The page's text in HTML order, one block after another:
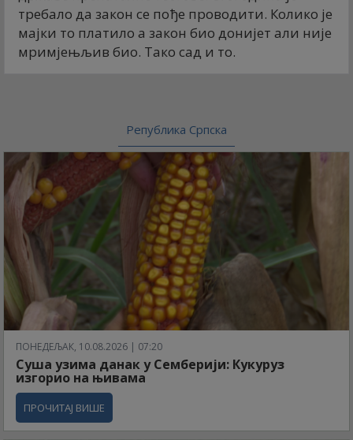
требало да закон се пође проводити. Колико је
мајки то платило а закон био донијет али није
мримјењљив био. Тако сад и то.
Република Српска
ПОНЕДЕЉАК, 10.08.2026 | 07:20
Суша узима данак у Семберији: Кукуруз
изгорио на њивама
ПРОЧИТАЈ ВИШЕ